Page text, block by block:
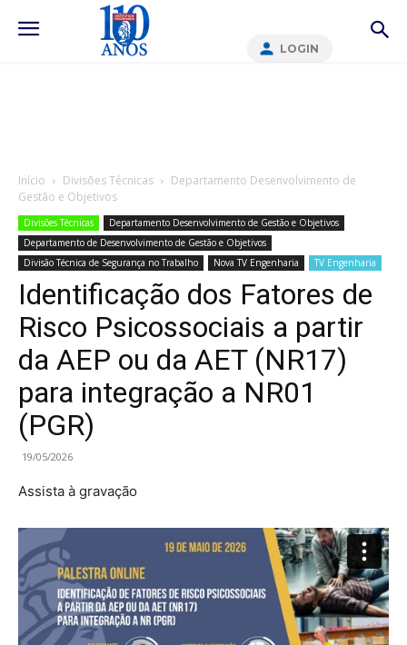
LOGIN
Início Divisões Técnicas
Departamento Desenvolvimento de
Gestão e Objetivos
Divisões Técnicas
Departamento Desenvolvimento de Gestão e Objetivos
Departamento de Desenvolvimento de Gestão e Objetivos
Divisão Técnica de Segurança no Trabalho
Nova TV Engenharia TV Engenharia
Identificação dos Fatores de
Risco Psicossociais a partir
da AEP ou da AET (NR17)
para integração a NR01
(PGR)
19/05/2026
Assista à gravação